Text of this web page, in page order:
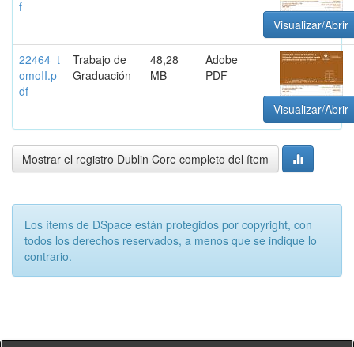
f
Visualizar/Abrir
22464_t
omoII.p
df
Trabajo de
Graduación
48,28
MB
Adobe
PDF
Visualizar/Abrir
Mostrar el registro Dublin Core completo del ítem
Los ítems de DSpace están protegidos por copyright, con
todos los derechos reservados, a menos que se indique lo
contrario.